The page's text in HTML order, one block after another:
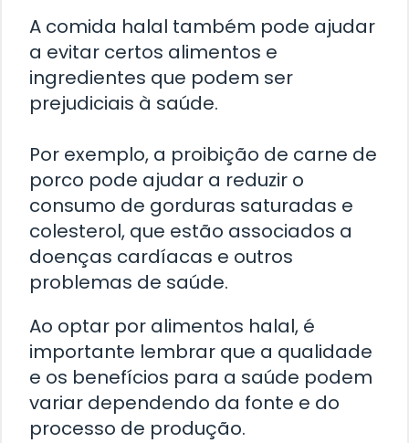
A comida halal também pode ajudar
a evitar certos alimentos e
ingredientes que podem ser
prejudiciais à saúde.
Por exemplo, a proibição de carne de
porco pode ajudar a reduzir o
consumo de gorduras saturadas e
colesterol, que estão associados a
doenças cardíacas e outros
problemas de saúde.
Ao optar por alimentos halal, é
importante lembrar que a qualidade
e os benefícios para a saúde podem
variar dependendo da fonte e do
processo de produção.